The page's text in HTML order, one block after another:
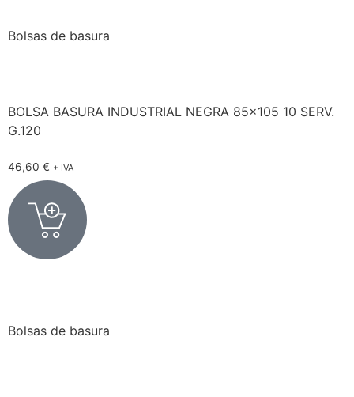
Bolsas de basura
BOLSA BASURA INDUSTRIAL NEGRA 85×105 10 SERV.
G.120
46,60 € + IVA
Bolsas de basura